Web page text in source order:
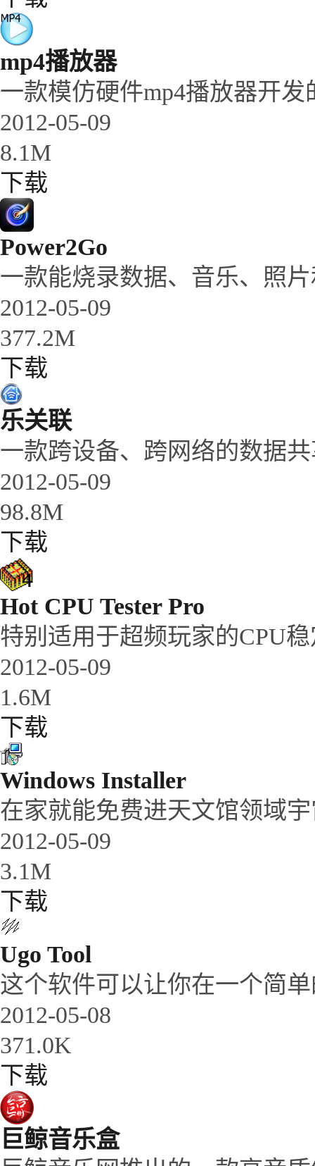
mp4播放器
一款模仿硬件mp4播放器开
2012-05-09
8.1M
下载
Power2Go
一款能烧录数据、音乐、照
2012-05-09
377.2M
下载
乐关联
一款跨设备、跨网络的数据
2012-05-09
98.8M
下载
Hot CPU Tester Pro
特别适用于超频玩家的CPU
2012-05-09
1.6M
下载
Windows Installer
在家就能免费进天文馆领域
2012-05-09
3.1M
下载
Ugo Tool
这个软件可以让你在一个简
2012-05-08
371.0K
下载
巨鲸音乐盒